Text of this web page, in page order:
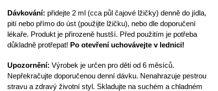
Dávkování: přidejte 2 ml (cca půl čajové lžičky) denně do jídla,
pití nebo přímo do úst (použijte lžičku), nebo dle doporučení
lékaře. Produkt je přirozeně hustší. Před použitím je potřeba
důkladně protřepat! Po otevření uchovávejte v lednici!
Upozornění: Výrobek je určen pro děti od 6 měsíců.
Nepřekračujte doporučenou denní dávku. Nenahrazuje pestrou
stravu a zdravý životní styl. Skladujte na suchém a chladném